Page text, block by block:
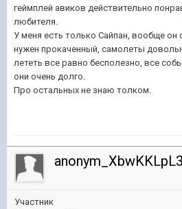
геймплей авиков действительно
любителя.
У меня есть только Сайпан, вообще он
нужен прокаченный, самолеты
лететь все равно бесполезно, все
они очень долго.
Про остальных не знаю толком.
Участник